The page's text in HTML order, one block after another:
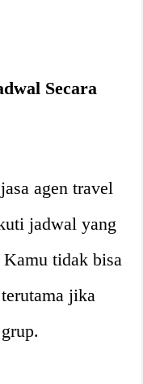
Secara
agen travel
jadwal yang
Kamu tidak bisa
jika